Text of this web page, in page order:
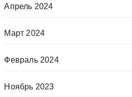
Апрель 2024
Март 2024
Февраль 2024
Ноябрь 2023